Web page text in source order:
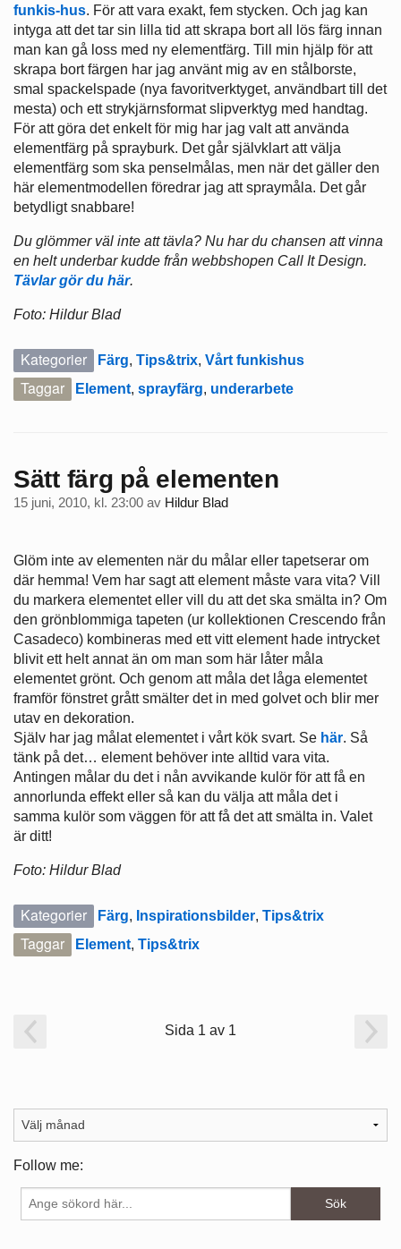
funkis-hus. För att vara exakt, fem stycken. Och jag kan
intyga att det tar sin lilla tid att skrapa bort all lös färg innan
man kan gå loss med ny elementfärg. Till min hjälp för att
skrapa bort färgen har jag använt mig av en stålborste,
smal spackelspade (nya favoritverktyget, användbart till det
mesta) och ett strykjärnsformat slipverktyg med handtag.
För att göra det enkelt för mig har jag valt att använda
elementfärg på sprayburk. Det går självklart att välja
elementfärg som ska penselmålas, men när det gäller den
här elementmodellen föredrar jag att spraymåla. Det går
betydligt snabbare!
Du glömmer väl inte att tävla? Nu har du chansen att vinna
en helt underbar kudde från webbshopen Call It Design.
Tävlar gör du här.
Foto: Hildur Blad
Kategorier Färg, Tips&trix, Vårt funkishus
Taggar Element, sprayfärg, underarbete
Sätt färg på elementen
15 juni, 2010, kl. 23:00 av Hildur Blad
Glöm inte av elementen när du målar eller tapetserar om
där hemma! Vem har sagt att element måste vara vita? Vill
du markera elementet eller vill du att det ska smälta in? Om
den grönblommiga tapeten (ur kollektionen Crescendo från
Casadeco) kombineras med ett vitt element hade intrycket
blivit ett helt annat än om man som här låter måla
elementet grönt. Och genom att måla det låga elementet
framför fönstret grått smälter det in med golvet och blir mer
utav en dekoration.
Själv har jag målat elementet i vårt kök svart. Se här. Så
tänk på det… element behöver inte alltid vara vita.
Antingen målar du det i nån avvikande kulör för att få en
annorlunda effekt eller så kan du välja att måla det i
samma kulör som väggen för att få det att smälta in. Valet
är ditt!
Foto: Hildur Blad
Kategorier Färg, Inspirationsbilder, Tips&trix
Taggar Element, Tips&trix
Sida 1 av 1
Follow me: